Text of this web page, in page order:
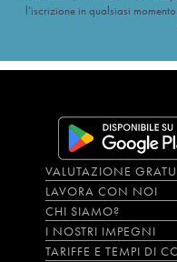
l’iscrizione in qualsiasi
VALUTAZIONE
LAVORA CON NOI
CHI SIAMO?
I NOSTRI IMPEGNI
TARIFFE E TEMPI DI